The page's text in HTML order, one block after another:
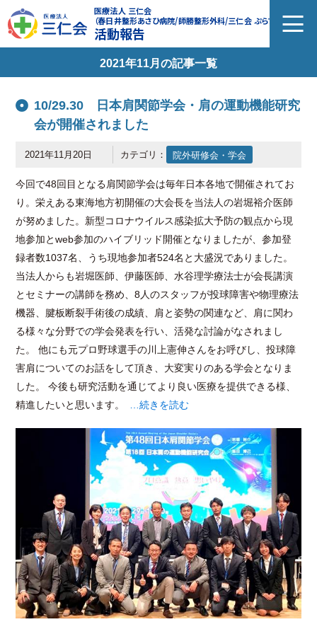
医療法人 三仁会
（春日井整形あさひ病院/師勝整形外科/三仁会 ぷらす）
活動報告
2021年11月の記事一覧
10/29.30 日本肩関節学会・肩の運動機能研究
会が開催されました
2021年11月20日 カテゴリ： 院外研修会・学会
今回で48回目となる肩関節学会は毎年日本各地で開催されてお
り。栄えある東海地方初開催の大会長を当法人の岩堀裕介医師
が努めました。新型コロナウイルス感染拡大予防の観点から現
地参加とweb参加のハイブリッド開催となりましたが、参加登
録者数1037名、うち現地参加者524名と大盛況でありました。
当法人からも岩堀医師、伊藤医師、水谷理学療法士が会長講演
とセミナーの講師を務め、8人のスタッフが投球障害や物理療法
機器、腱板断裂手術後の成績、肩と姿勢の関連など、肩に関わ
る様々な分野での学会発表を行い、活発な討論がなされまし
た。 他にも元プロ野球選手の川上憲伸さんをお呼びし、投球障
害肩についてのお話をして頂き、大変実りのある学会となりま
した。 今後も研究活動を通じてより良い医療を提供できる様、
精進したいと思います。
…続きを読む